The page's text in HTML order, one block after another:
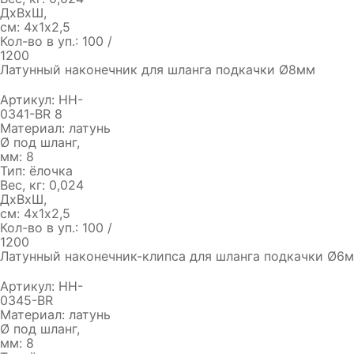
ДхВхШ,
см: 4х1х2,5
Кол-во в уп.: 100 /
1200
Латунный наконечник для шланга подкачки Ø8мм
Артикул: HH-
0341-BR 8
Материал: латунь
Ø под шланг,
мм: 8
Тип: ёлочка
Вес, кг: 0,024
ДхВхШ,
см: 4х1х2,5
Кол-во в уп.: 100 /
1200
Латунный наконечник-клипса для шланга подкачки
Артикул: HH-
0345-BR
Материал: латунь
Ø под шланг,
мм: 8